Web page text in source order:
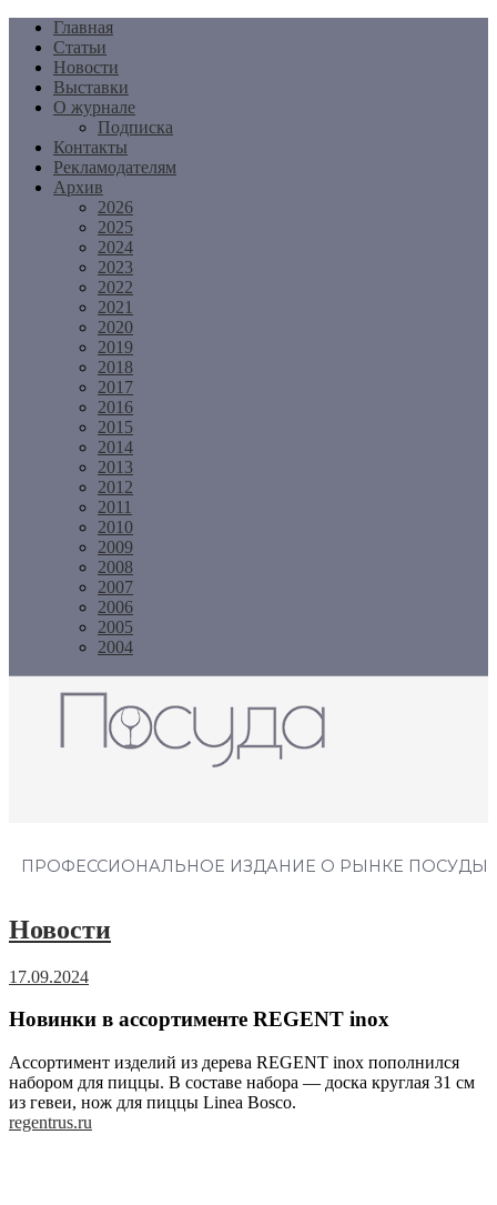
Перейти
содержимому
Главная
Статьи
Новости
Выставки
О журнале
Подписка
Контакты
Рекламодателям
Архив
2026
2025
2024
2023
2022
2021
2020
2019
2018
2017
2016
2015
2014
2013
2012
2011
2010
2009
2008
2007
2006
2005
2004
ПРОФЕССИОНАЛЬНОЕ ИЗДАНИЕ О РЫНКЕ ПОСУДЫ
Новости
17.09.2024
Новинки в ассортименте REGENT inox
Ассортимент изделий из дерева REGENT inox пополнился
набором для пиццы. В составе набора — доска круглая 31 см
из гевеи, нож для пиццы Linea Bosco.
regentrus.ru